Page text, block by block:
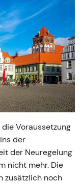
die Voraussetzung
der
der Neuregelung
nicht mehr. Die
zusätzlich noch